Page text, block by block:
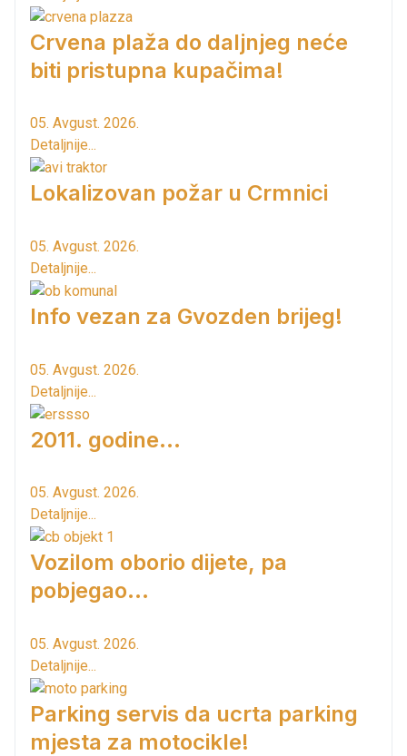
Crvena plaža do daljnjeg neće
biti pristupna kupačima!
05. Avgust. 2026.
Detaljnije...
Lokalizovan požar u Crmnici
05. Avgust. 2026.
Detaljnije...
Info vezan za Gvozden brijeg!
05. Avgust. 2026.
Detaljnije...
2011. godine...
05. Avgust. 2026.
Detaljnije...
Vozilom oborio dijete, pa
pobjegao...
05. Avgust. 2026.
Detaljnije...
Parking servis da ucrta parking
mjesta za motocikle!